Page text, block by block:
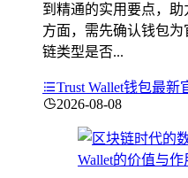
到精通的实用要点，
方面，需先确认钱包
链类型是否...
Trust Wallet钱包最新
2026-08-08